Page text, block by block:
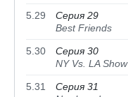
5.29
Серия 29
Best Friends
5.30
Серия 30
NY Vs. LA Show
5.31
Серия 31